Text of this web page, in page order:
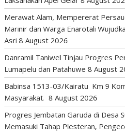
Merawat Alam, Mempererat
Marinir dan Warga Enarotali
Asri 8 August 2026
Danramil Taniwel Tinjau Progres
Lumapelu dan Patahuwe 8 August
Babinsa 1513-03/Kairatu Km 9
Masyarakat. 8 August 2026
Progres Jembatan Garuda di Desa
Memasuki Tahap Plesteran,